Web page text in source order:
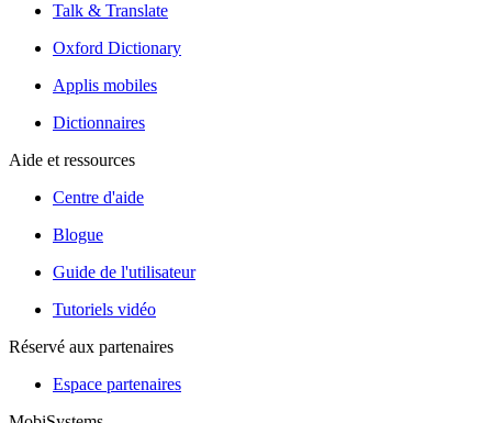
Talk & Translate
Oxford Dictionary
Applis mobiles
Dictionnaires
Aide et ressources
Centre d'aide
Blogue
Guide de l'utilisateur
Tutoriels vidéo
Réservé aux partenaires
Espace partenaires